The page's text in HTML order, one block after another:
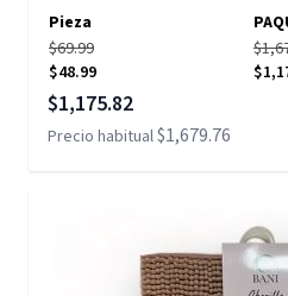
Pieza
$69.99
$48.99
Precio especial
$1,175.82
Precio habitual$1,679.76